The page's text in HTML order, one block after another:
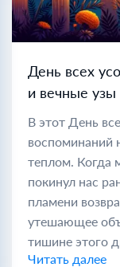
День всех
и вечные узы
В этот День
воспоминаний
теплом. Когда
покинул нас
пламени
утешающее
тишине этого
Читать далее